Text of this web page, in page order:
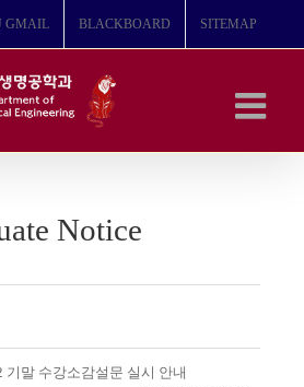
GMAIL BLACKBOARD SITEMAP
Notice
기말 수강소감설문 실시 안내